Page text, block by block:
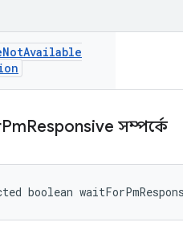
NotAvailable
PmResponsive সম্পর্কে
boolean